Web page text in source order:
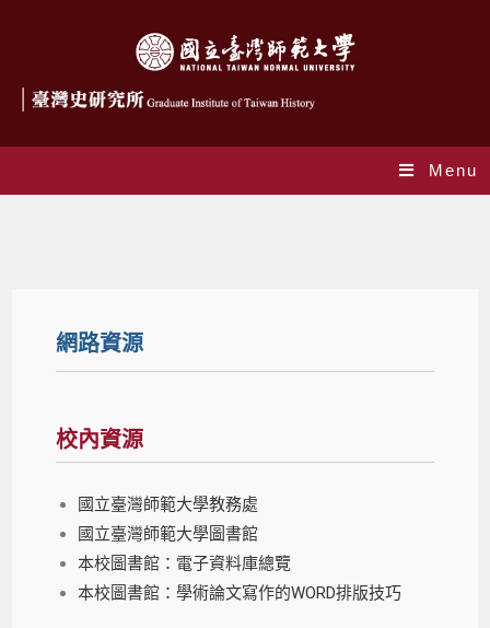
Menu
網路資源
校內資源
國立臺灣師範大學教務處
國立臺灣師範大學圖書館
本校圖書館：電子資料庫總覽
本校圖書館：學術論文寫作的WORD排版技巧